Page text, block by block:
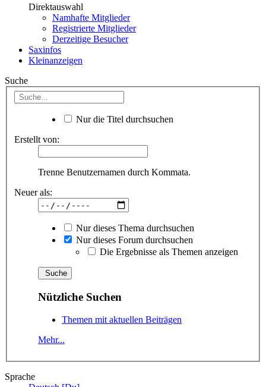
Direktauswahl
Namhafte Mitglieder
Registrierte Mitglieder
Derzeitige Besucher
Saxinfos
Kleinanzeigen
Suche
Nur die Titel durchsuchen
Erstellt von:
Trenne Benutzernamen durch Kommata.
Neuer als:
Nur dieses Thema durchsuchen
Nur dieses Forum durchsuchen
Die Ergebnisse als Themen anzeigen
Nützliche Suchen
Themen mit aktuellen Beiträgen
Mehr...
Sprache